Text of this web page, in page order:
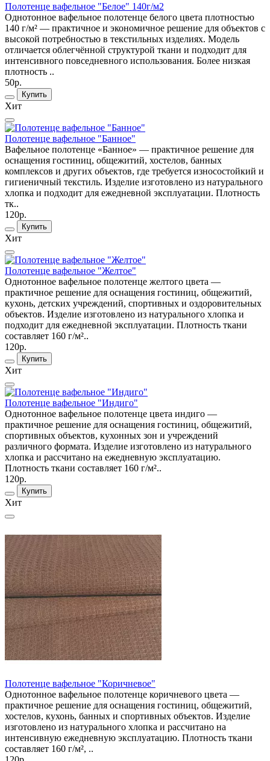
Полотенце вафельное "Белое" 140г/м2
Однотонное вафельное полотенце белого цвета плотностью
140 г/м² — практичное и экономичное решение для объектов с
высокой потребностью в текстильных изделиях. Модель
отличается облегчённой структурой ткани и подходит для
интенсивного повседневного использования. Более низкая
плотность ..
50р.
Купить
Хит
Полотенце вафельное "Банное"
Вафельное полотенце «Банное» — практичное решение для
оснащения гостиниц, общежитий, хостелов, банных
комплексов и других объектов, где требуется износостойкий и
гигиеничный текстиль. Изделие изготовлено из натурального
хлопка и подходит для ежедневной эксплуатации. Плотность
тк..
120р.
Купить
Хит
Полотенце вафельное "Желтое"
Однотонное вафельное полотенце желтого цвета —
практичное решение для оснащения гостиниц, общежитий,
кухонь, детских учреждений, спортивных и оздоровительных
объектов. Изделие изготовлено из натурального хлопка и
подходит для ежедневной эксплуатации. Плотность ткани
составляет 160 г/м²..
120р.
Купить
Хит
Полотенце вафельное "Индиго"
Однотонное вафельное полотенце цвета индиго —
практичное решение для оснащения гостиниц, общежитий,
спортивных объектов, кухонных зон и учреждений
различного формата. Изделие изготовлено из натурального
хлопка и рассчитано на ежедневную эксплуатацию.
Плотность ткани составляет 160 г/м²..
120р.
Купить
Хит
Полотенце вафельное "Коричневое"
Однотонное вафельное полотенце коричневого цвета —
практичное решение для оснащения гостиниц, общежитий,
хостелов, кухонь, банных и спортивных объектов. Изделие
изготовлено из натурального хлопка и рассчитано на
интенсивную ежедневную эксплуатацию. Плотность ткани
составляет 160 г/м², ..